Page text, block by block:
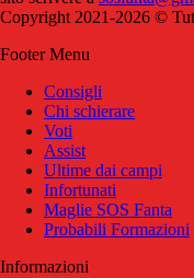
Copyright 2021-2026 ©
Footer Menu
Consigli
Chi schierare
Voti
Assist
Ultime dai campi
Infortunati
Maglie SOS Fanta
Probabili Formazioni
Informazioni